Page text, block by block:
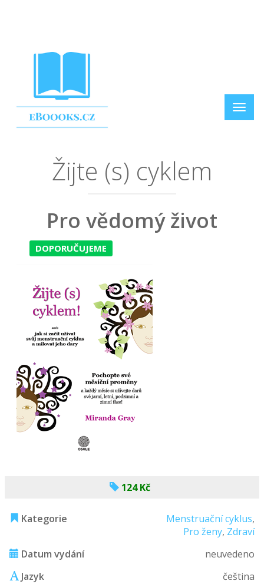
Žijte (s) cyklem
Pro vědomý život
DOPORUČUJEME
124 Kč
Kategorie Menstruační cyklus,
Pro ženy, Zdraví
Datum vydání
neuvedeno
Jazyk
čeština